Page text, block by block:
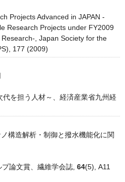
Projects Advanced in JAPAN -
Research Projects under FY2009
, Japan Society for the
177 (2009)
を担う人材～、経済産業省九州経
構造解析・制御と撥水機能化に関
論文賞、繊維学会誌, 64(5), A11